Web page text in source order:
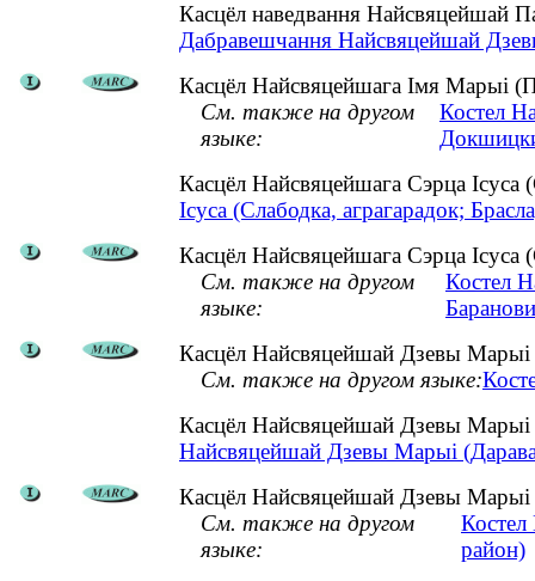
Касцёл наведвання
Дабравешчання Найсвяцейшай
Касцёл Найсвяцейшага Імя Марыі
См. также на другом
языке:
Костел
Касцёл Найсвяцейшага Сэрца
Ісуса (Слабодка, аграгарадок;
Касцёл Найсвяцейшага Сэрца Ісуса
См. также на другом
языке:
Костел
Касцёл Найсвяцейшай Дзевы
См. также на другом языке:
Касцёл Найсвяцейшай Дзевы
Найсвяцейшай Дзевы Марыі
Касцёл Найсвяцейшай Дзевы Марыі
См. также на другом
языке:
район)